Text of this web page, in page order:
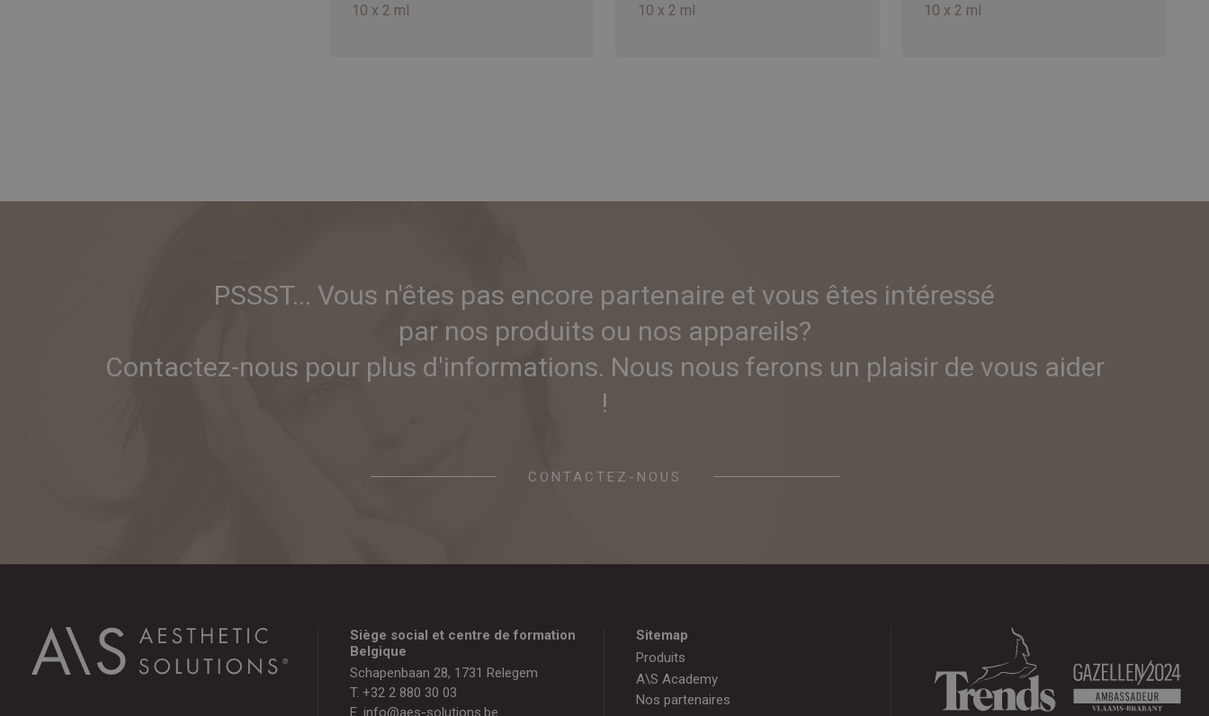
10 x 2 ml 10 x 2 ml 10 x 2 ml
PSSST... Vous n'êtes pas encore partenaire et vous êtes intéressé
par nos produits ou nos appareils?
Contactez-nous pour plus d'informations. Nous nous ferons un plaisir de vous aider
!
CONTACTEZ-NOUS
Siège social et centre de formation
Belgique
Schapenbaan 28, 1731 Relegem
T. +32 2 880 30 03
E. info@aes-solutions.be
Sitemap
Produits
A\S Academy
Nos partenaires